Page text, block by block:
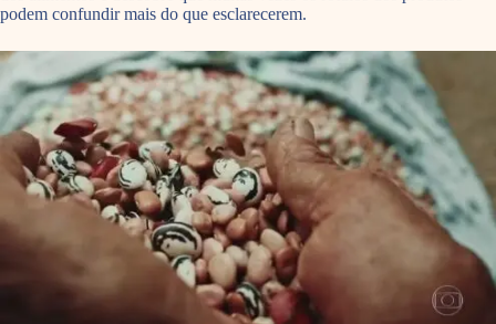
podem confundir mais do que esclarecerem.